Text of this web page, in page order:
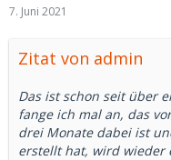
7. Juni 2021
Zitat von admin
Das ist schon seit über
fange ich mal an, das
drei Monate dabei ist
erstellt hat, wird wieder